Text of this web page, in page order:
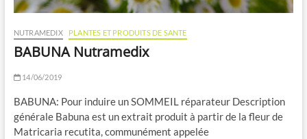
NUTRAMEDIX PLANTES ET PRODUITS DE SANTE
BABUNA Nutramedix
14/06/2019
BABUNA: Pour induire un SOMMEIL réparateur Description
générale Babuna est un extrait produit à partir de la fleur de
Matricaria recutita, communément appelée